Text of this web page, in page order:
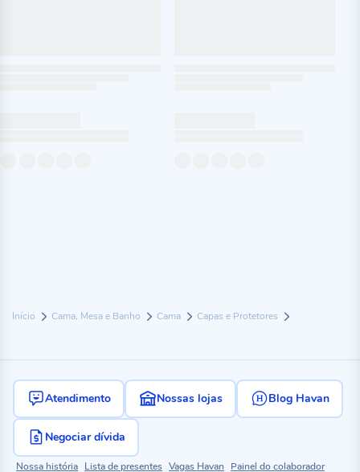
Início Cama, Mesa e Banho Cama Capas e Protetores
Atendimento Nossas lojas Blog Havan
Negociar dívida
Nossa história Lista de presentes Vagas Havan Painel do colaborador